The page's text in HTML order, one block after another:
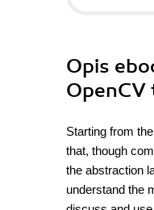
Opis
Starting from
that, though
the abstraction
understand the